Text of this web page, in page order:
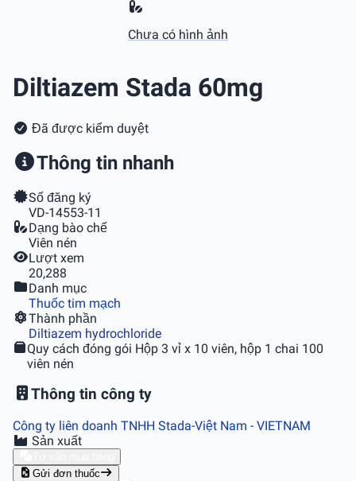
Chưa có hình ảnh
Diltiazem Stada 60mg
Đã được kiểm duyệt
Thông tin nhanh
Số đăng ký
VD-14553-11
Dạng bào chế
Viên nén
Lượt xem
20,288
Danh mục
Thuốc tim mạch
Thành phần
Diltiazem hydrochloride
Quy cách đóng gói Hộp 3 vỉ x 10 viên, hộp 1 chai 100
viên nén
Thông tin công ty
Công ty liên doanh TNHH Stada-Việt Nam - VIETNAM
Sản xuất
Gửi đơn thuốc